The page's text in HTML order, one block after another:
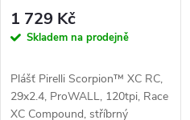
1 729 Kč
Skladem na prodejně
Plášť Pirelli Scorpion™ XC RC,
29x2.4, ProWALL, 120tpi, Race
XC Compound, stříbrný